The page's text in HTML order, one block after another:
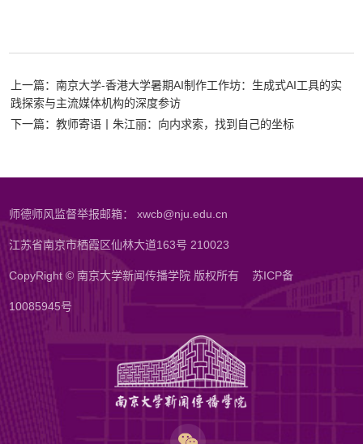
上一篇：南京大学-香港大学暑期AI制作工作坊：生成式AI工具的实
践探索与主流媒体机构的深度参访
下一篇：教师寄语丨朱江丽：向内求索，找到自己的坐标
师德师风监督举报邮箱： xwcb@nju.edu.cn
江苏省南京市栖霞区仙林大道163号 210023
CopyRight © 南京大学新闻传播学院 版权所有苏ICP备
10085945号